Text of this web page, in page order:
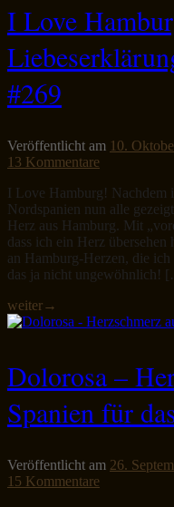
I Love
#269
Veröffentlicht am 10.
13 Kommentare
I Love Hamburg! Nachdem
Nordspanien nun alle
Herz aus Hamburg. Mit
dass ich ein Herz
an Hamburg-Herzen, die
das ja nicht ungewöhnlich!
weiter→
Dolorosa –
Spanien für
Veröffentlicht am 26.
15 Kommentare